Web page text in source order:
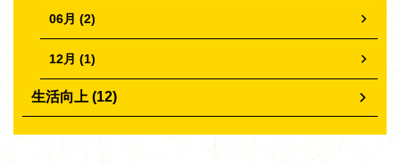
06月 (2)
12月 (1)
生活向上 (12)